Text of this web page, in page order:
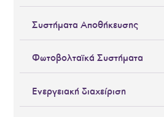
Συστήματα Αποθήκευσης
Φωτοβολταϊκά Συστήματα
Ενεργειακή διαχείριση